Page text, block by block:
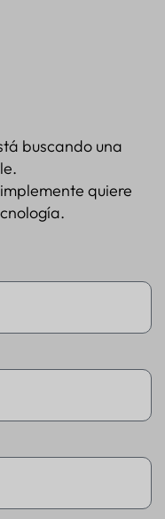
buscando una
quiere